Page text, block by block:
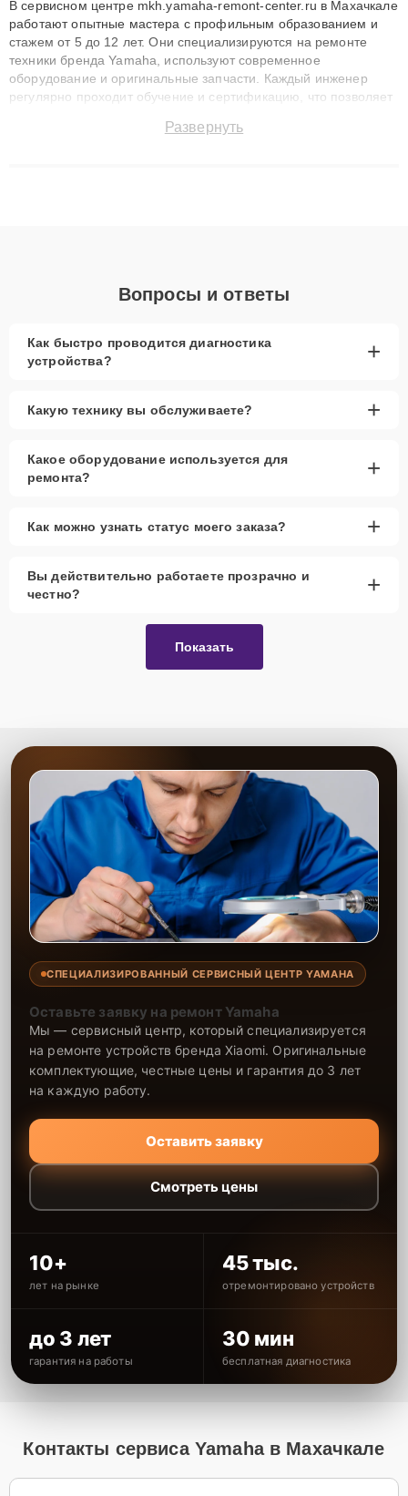
В сервисном центре mkh.yamaha-remont-center.ru в Махачкале
работают опытные мастера с профильным образованием и
стажем от 5 до 12 лет. Они специализируются на ремонте
техники бренда Yamaha, используют современное
оборудование и оригинальные запчасти. Каждый инженер
регулярно проходит обучение и сертификацию, что позволяет
технику с сохранением гарантии до 3 лет. Наши мастера
Развернуть
Вопросы и ответы
Как быстро проводится диагностика
устройства?
+
Какую технику вы обслуживаете? +
Какое оборудование используется для
ремонта?
+
Как можно узнать статус моего заказа? +
Вы действительно работаете прозрачно и
честно?
+
Показать
СПЕЦИАЛИЗИРОВАННЫЙ СЕРВИСНЫЙ ЦЕНТР YAMAHA
Оставьте заявку на ремонт Yamaha
Мы — сервисный центр, который специализируется
на ремонте устройств бренда Xiaomi. Оригинальные
комплектующие, честные цены и гарантия до 3 лет
на каждую работу.
Оставить заявку
Смотреть цены
10+
лет на рынке
45 тыс.
отремонтировано устройств
до 3 лет
гарантия на работы
30 мин
бесплатная диагностика
Контакты сервиса Yamaha в Махачкале